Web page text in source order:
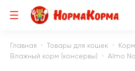
Главная Товары для кошек
Влажный корм (консервы)
Almo